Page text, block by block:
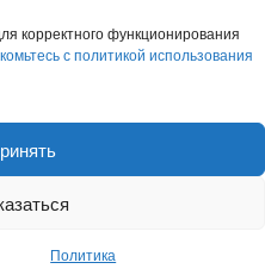
корректного функционирования
с политикой использования
Политика
IPTV-платформа для Digital
ТВ, Indoor TV. Адрес: Москва,
д.5, стр.2